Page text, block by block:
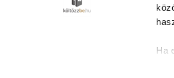
Ha